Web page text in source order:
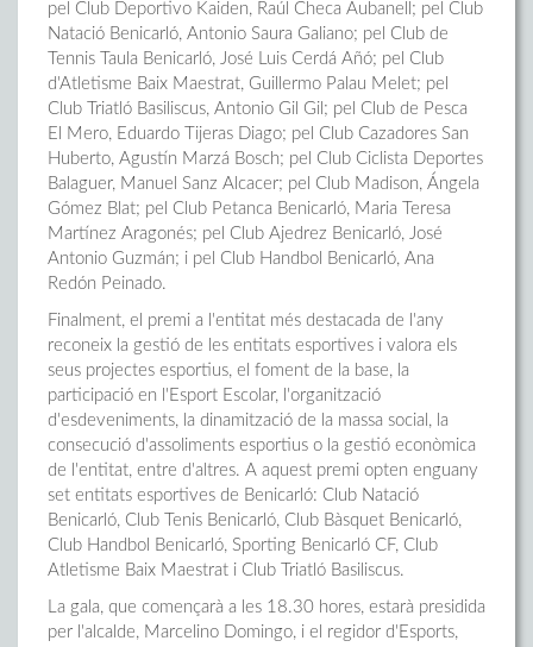
pel Club Deportivo Kaiden, Raúl Checa Aubanell; pel Club
Natació Benicarló, Antonio Saura Galiano; pel Club de
Tennis Taula Benicarló, José Luis Cerdá Añó; pel Club
d'Atletisme Baix Maestrat, Guillermo Palau Melet; pel
Club Triatló Basiliscus, Antonio Gil Gil; pel Club de Pesca
El Mero, Eduardo Tijeras Diago; pel Club Cazadores San
Huberto, Agustín Marzá Bosch; pel Club Ciclista Deportes
Balaguer, Manuel Sanz Alcacer; pel Club Madison, Ángela
Gómez Blat; pel Club Petanca Benicarló, Maria Teresa
Martínez Aragonés; pel Club Ajedrez Benicarló, José
Antonio Guzmán; i pel Club Handbol Benicarló, Ana
Redón Peinado.
Finalment, el premi a l'entitat més destacada de l'any
reconeix la gestió de les entitats esportives i valora els
seus projectes esportius, el foment de la base, la
participació en l'Esport Escolar, l'organització
d'esdeveniments, la dinamització de la massa social, la
consecució d'assoliments esportius o la gestió econòmica
de l'entitat, entre d'altres. A aquest premi opten enguany
set entitats esportives de Benicarló: Club Natació
Benicarló, Club Tenis Benicarló, Club Bàsquet Benicarló,
Club Handbol Benicarló, Sporting Benicarló CF, Club
Atletisme Baix Maestrat i Club Triatló Basiliscus.
La gala, que començarà a les 18.30 hores, estarà presidida
per l'alcalde, Marcelino Domingo, i el regidor d'Esports,